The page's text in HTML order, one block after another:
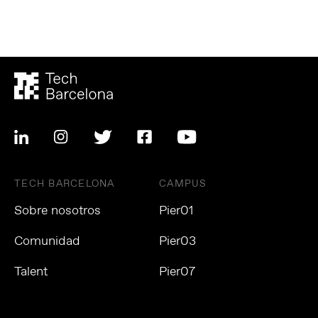
TECH BARCELONA
Sobre nosotros
Comunidad
Talent
CAMPUS
Pier01
Pier03
Pier07